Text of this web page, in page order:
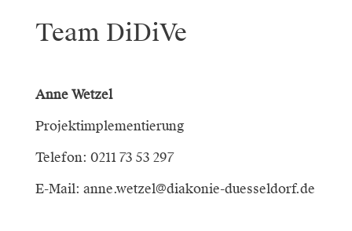
Team DiDiVe
Anne Wetzel
Projektimplementierung
Telefon: 0211 73 53 297
E-Mail: anne.wetzel@diakonie-duesseldorf.de